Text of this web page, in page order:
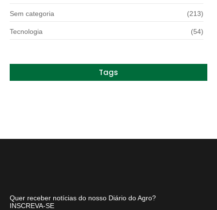
Sem categoria (213)
Tecnologia (54)
Tags
Quer receber notícias do nosso Diário do Agro?
INSCREVA-SE